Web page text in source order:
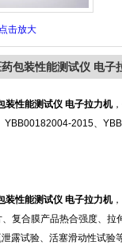
点击放大
包装性能测试仪 电子
装性能测试仪 电子拉力机
YBB00182004-2015、
装性能测试仪 电子拉力机
复合膜产品热合强度、
露试验、活塞滑动性试验